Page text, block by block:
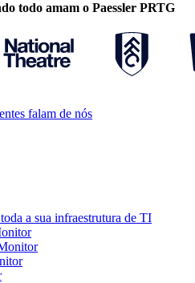
todo amam o Paessler PRTG
falam de nós
a sua infraestrutura de TI